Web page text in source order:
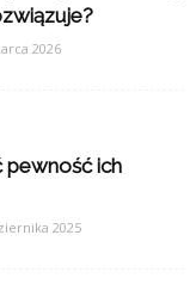
2026
pewność ich
2025